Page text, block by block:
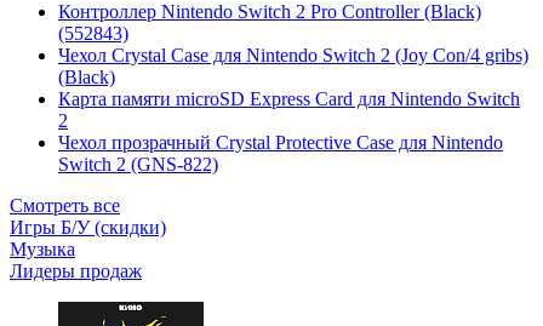
Контроллер Nintendo Switch 2 Pro Controller (Black)
(552843)
Чехол Сrystal Сase для Nintendo Switch 2 (Joy Con/4 gribs)
(Black)
Карта памяти microSD Express Card для Nintendo Switch
2
Чехол прозрачный Crystal Protective Case для Nintendo
Switch 2 (GNS-822)
Смотреть все
Игры Б/У (скидки)
Музыка
Лидеры продаж